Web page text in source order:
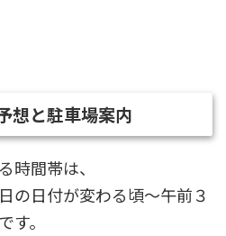
想と駐車場案内
時間帯は、
の日付が変わる頃～午前３
す。